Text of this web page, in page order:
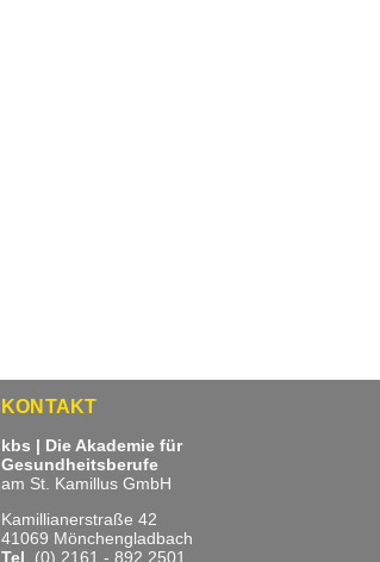
KONTAKT
kbs | Die Akademie für
Gesundheitsberufe
am St. Kamillus GmbH
Kamillianerstraße 42
41069 Mönchengladbach
Tel . (0) 2161 - 892 2501